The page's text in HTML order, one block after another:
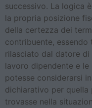
successivo. La logica
la propria posizione
della certezza dei
contribuente,
rilasciato dal datore
lavoro dipendente e
potesse considerarsi
dichiarativo per
trovasse nella